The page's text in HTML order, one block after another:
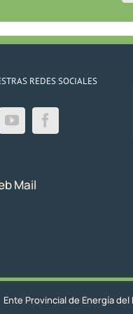
15/
REDES SOCIALES
Mail
Ente Provincial de Energía